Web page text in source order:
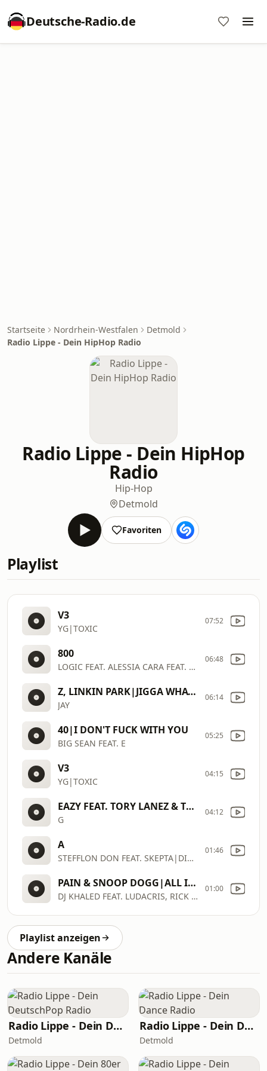
Deutsche-Radio.de
Startseite Nordrhein-Westfalen
Detmold
Radio Lippe - Dein HipHop Radio
Radio Lippe - Dein HipHop
Radio
Hip-Hop
Detmold
Favoriten
Playlist
V3
YG|TOXIC
07:52
800
LOGIC FEAT. ALESSIA CARA FEAT. KHALID|1
06:48
Z, LINKIN PARK|JIGGA WHAT/FAINT
JAY
06:14
40|I DON'T FUCK WITH YOU
BIG SEAN FEAT. E
05:25
V3
YG|TOXIC
04:15
EAZY FEAT. TORY LANEZ & TYGA|STILL BE FRIENDS
G
04:12
A
STEFFLON DON FEAT. SKEPTA|DING
01:46
PAIN & SNOOP DOGG|ALL I DO IS WIN
DJ KHALED FEAT. LUDACRIS, RICK ROSS, T
01:00
Playlist anzeigen
Andere Kanäle
Radio Lippe - Dein DeutschPop Radio
Detmold
Radio Lippe - Dein Dance Radio
Detmold